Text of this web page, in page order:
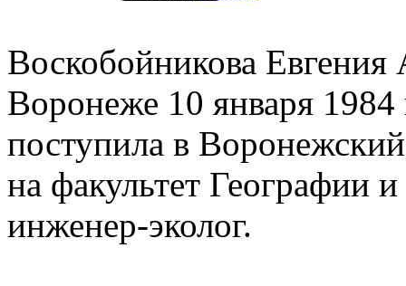
Воскобойникова Евгения
Воронеже 10 января
поступила в
на факультет Географии
инженер-эколог.